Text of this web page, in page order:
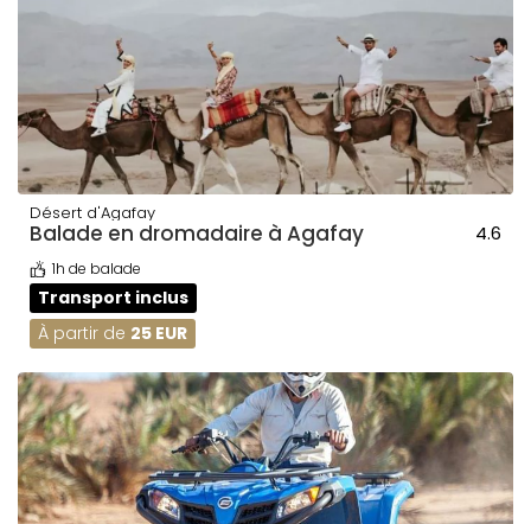
Désert d'Agafay
Balade en dromadaire à Agafay 4.6
1h de balade
Transport inclus
À partir de 25 EUR